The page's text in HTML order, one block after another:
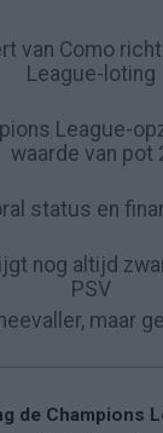
van Como
League-loting
League-
waarde van pot
status en
nog altijd
PSV
maar
de Champions